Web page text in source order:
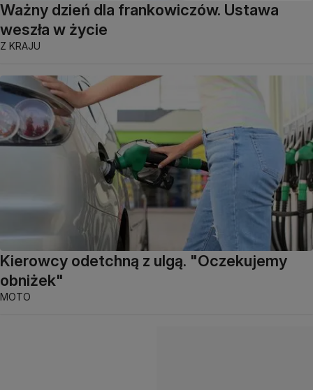
Ważny dzień dla frankowiczów. Ustawa
weszła w życie
Z KRAJU
Kierowcy odetchną z ulgą. "Oczekujemy
obniżek"
MOTO